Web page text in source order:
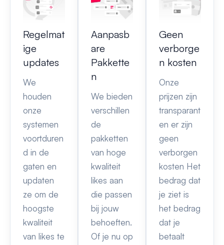
Regelmat
ige
updates
We
houden
onze
systemen
voortduren
d in de
gaten en
updaten
ze om de
hoogste
kwaliteit
van likes te
Aanpasb
are
Pakkette
n
We bieden
verschillen
de
pakketten
van hoge
kwaliteit
likes aan
die passen
bij jouw
behoeften.
Of je nu op
Geen
verborge
n kosten
Onze
prijzen zijn
transparant
en er zijn
geen
verborgen
kosten Het
bedrag dat
je ziet is
het bedrag
dat je
betaalt